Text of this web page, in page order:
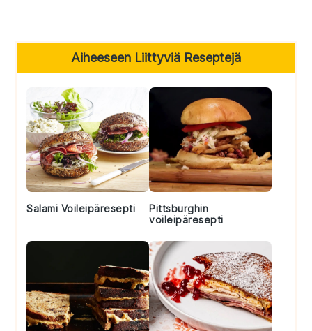
Primary
Sidebar
Aiheeseen Liittyviä Reseptejä
Salami Voileipäresepti
Pittsburghin
voileipäresepti